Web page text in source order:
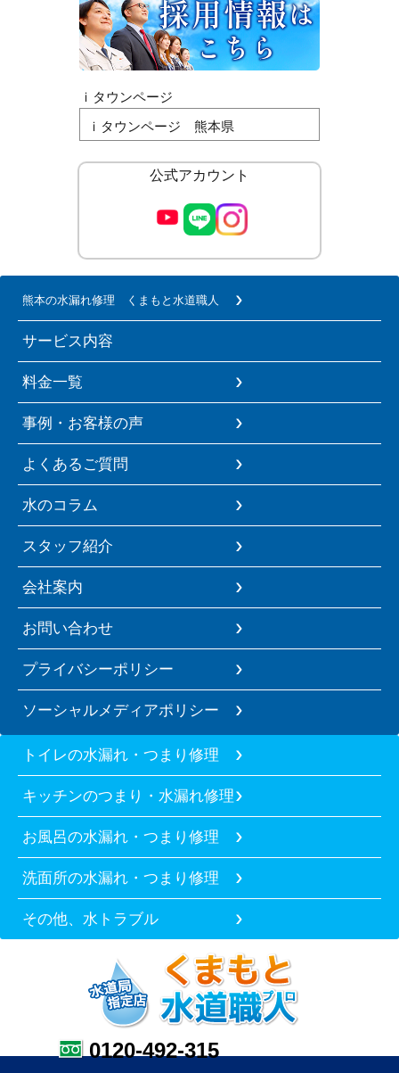
ｉタウンページ
ｉタウンページ 熊本県
公式アカウント
熊本の水漏れ修理 くまもと水道職人
サービス内容
料金一覧
事例・お客様の声
よくあるご質問
水のコラム
スタッフ紹介
会社案内
お問い合わせ
プライバシーポリシー
ソーシャルメディアポリシー
トイレの水漏れ・つまり修理
キッチンのつまり・水漏れ修理
お風呂の水漏れ・つまり修理
洗面所の水漏れ・つまり修理
その他、水トラブル
0120-492-315